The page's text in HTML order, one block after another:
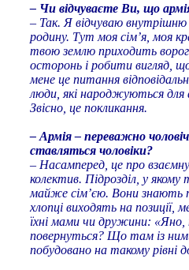
– Чи відчуваєте Ви, що
– Так. Я відчуваю
родину. Тут моя сім’я, моя
твою землю приходить
осторонь і робити вигляд,
мене це питання
люди, які народжуються для
Звісно, це покликання.
– Армія – переважно
ставляться чоловіки?
– Насамперед, це про взаємну
колектив. Підрозділ, у
майже сім’єю. Вони знають
хлопці виходять на
їхні мами чи дружини:
повернуться? Що там із
побудовано на такому рівні